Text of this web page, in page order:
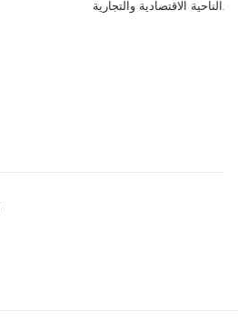
الناحية الاقتصادية والتجارية.